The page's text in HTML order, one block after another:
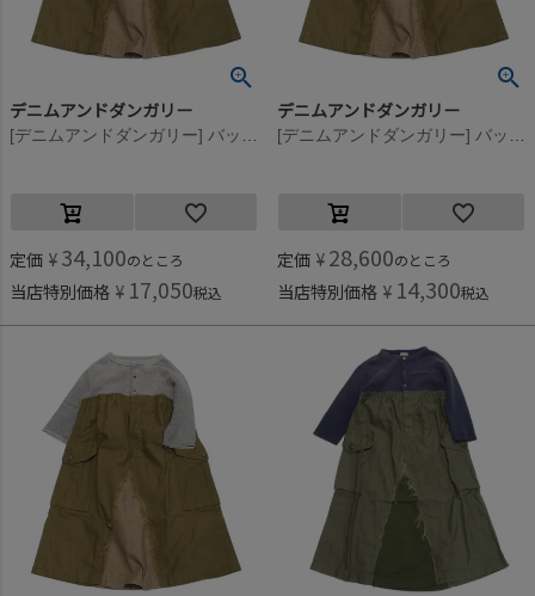
デニムアンドダンガリー
定価 ¥ 34,100のところ
当店特別価格 ¥ 17,050税込
デニムアンドダンガリー
定価 ¥ 28,600のところ
当店特別価格 ¥ 14,300税込